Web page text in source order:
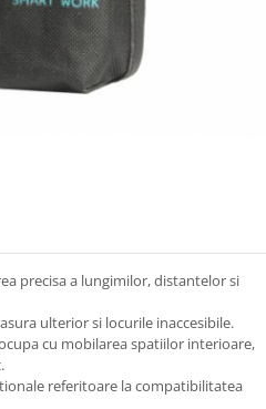
precisa a lungimilor, distantelor si
ulterior si locurile inaccesibile.
cu mobilarea spatiilor interioare,
referitoare la compatibilitatea